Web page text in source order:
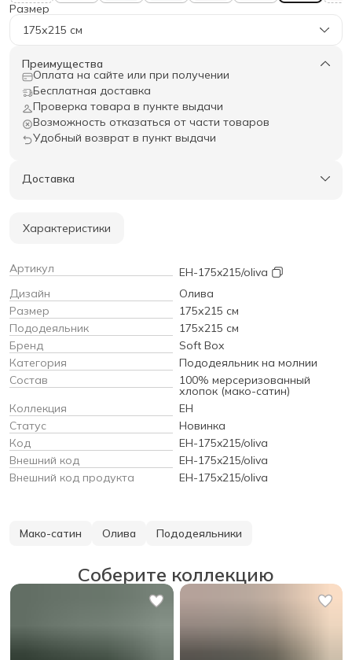
Размер
175х215 см
Преимущества
Оплата на сайте или при получении
Бесплатная доставка
Проверка товара в пункте выдачи
Возможность отказаться от части товаров
Удобный возврат в пункт выдачи
Доставка
Характеристики
Артикул
EH-175x215/oliva
Дизайн
Олива
Размер
175х215 см
Пододеяльник
175х215 см
Бренд
Soft Box
Категория
Пододеяльник на молнии
Состав
100% мерсеризованный
хлопок (мако-сатин)
Коллекция
EH
Статус
Новинка
Код
EH-175x215/oliva
Внешний код
EH-175x215/oliva
Внешний код продукта
EH-175x215/oliva
Мако-сатин Олива Пододеяльники
Соберите коллекцию